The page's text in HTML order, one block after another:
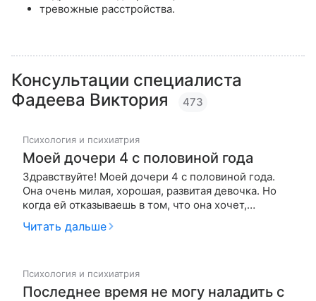
тревожные расстройства.
Консультации специалиста
Фадеева Виктория
473
Психология и психиатрия
Моей дочери 4 с половиной года
Здравствуйте! Моей дочери 4 с половиной года.
Она очень милая, хорошая, развитая девочка. Но
когда ей отказываешь в том, что она хочет,
например, выключаешь мультфильмы, если она
долго их смотрит, начинает именно меня или
Читать дальше
Психология и психиатрия
Последнее время не могу наладить с